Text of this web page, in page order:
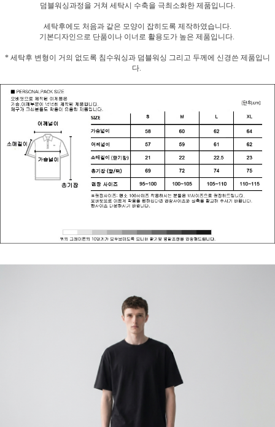
덤블워싱과정을 거쳐 세탁시 수축을 극최소화한 제품입니다.
세탁후에도 처음과 같은 모양이 잡히도록 제작하였습니다.
기본디자인으로 단품이나 이너로 활용도가 높은 제품입니다.
* 세탁후 변형이 거의 없도록 침수워싱과 덤블워싱 그리고 두께에 신경쓴 제품입니
다.